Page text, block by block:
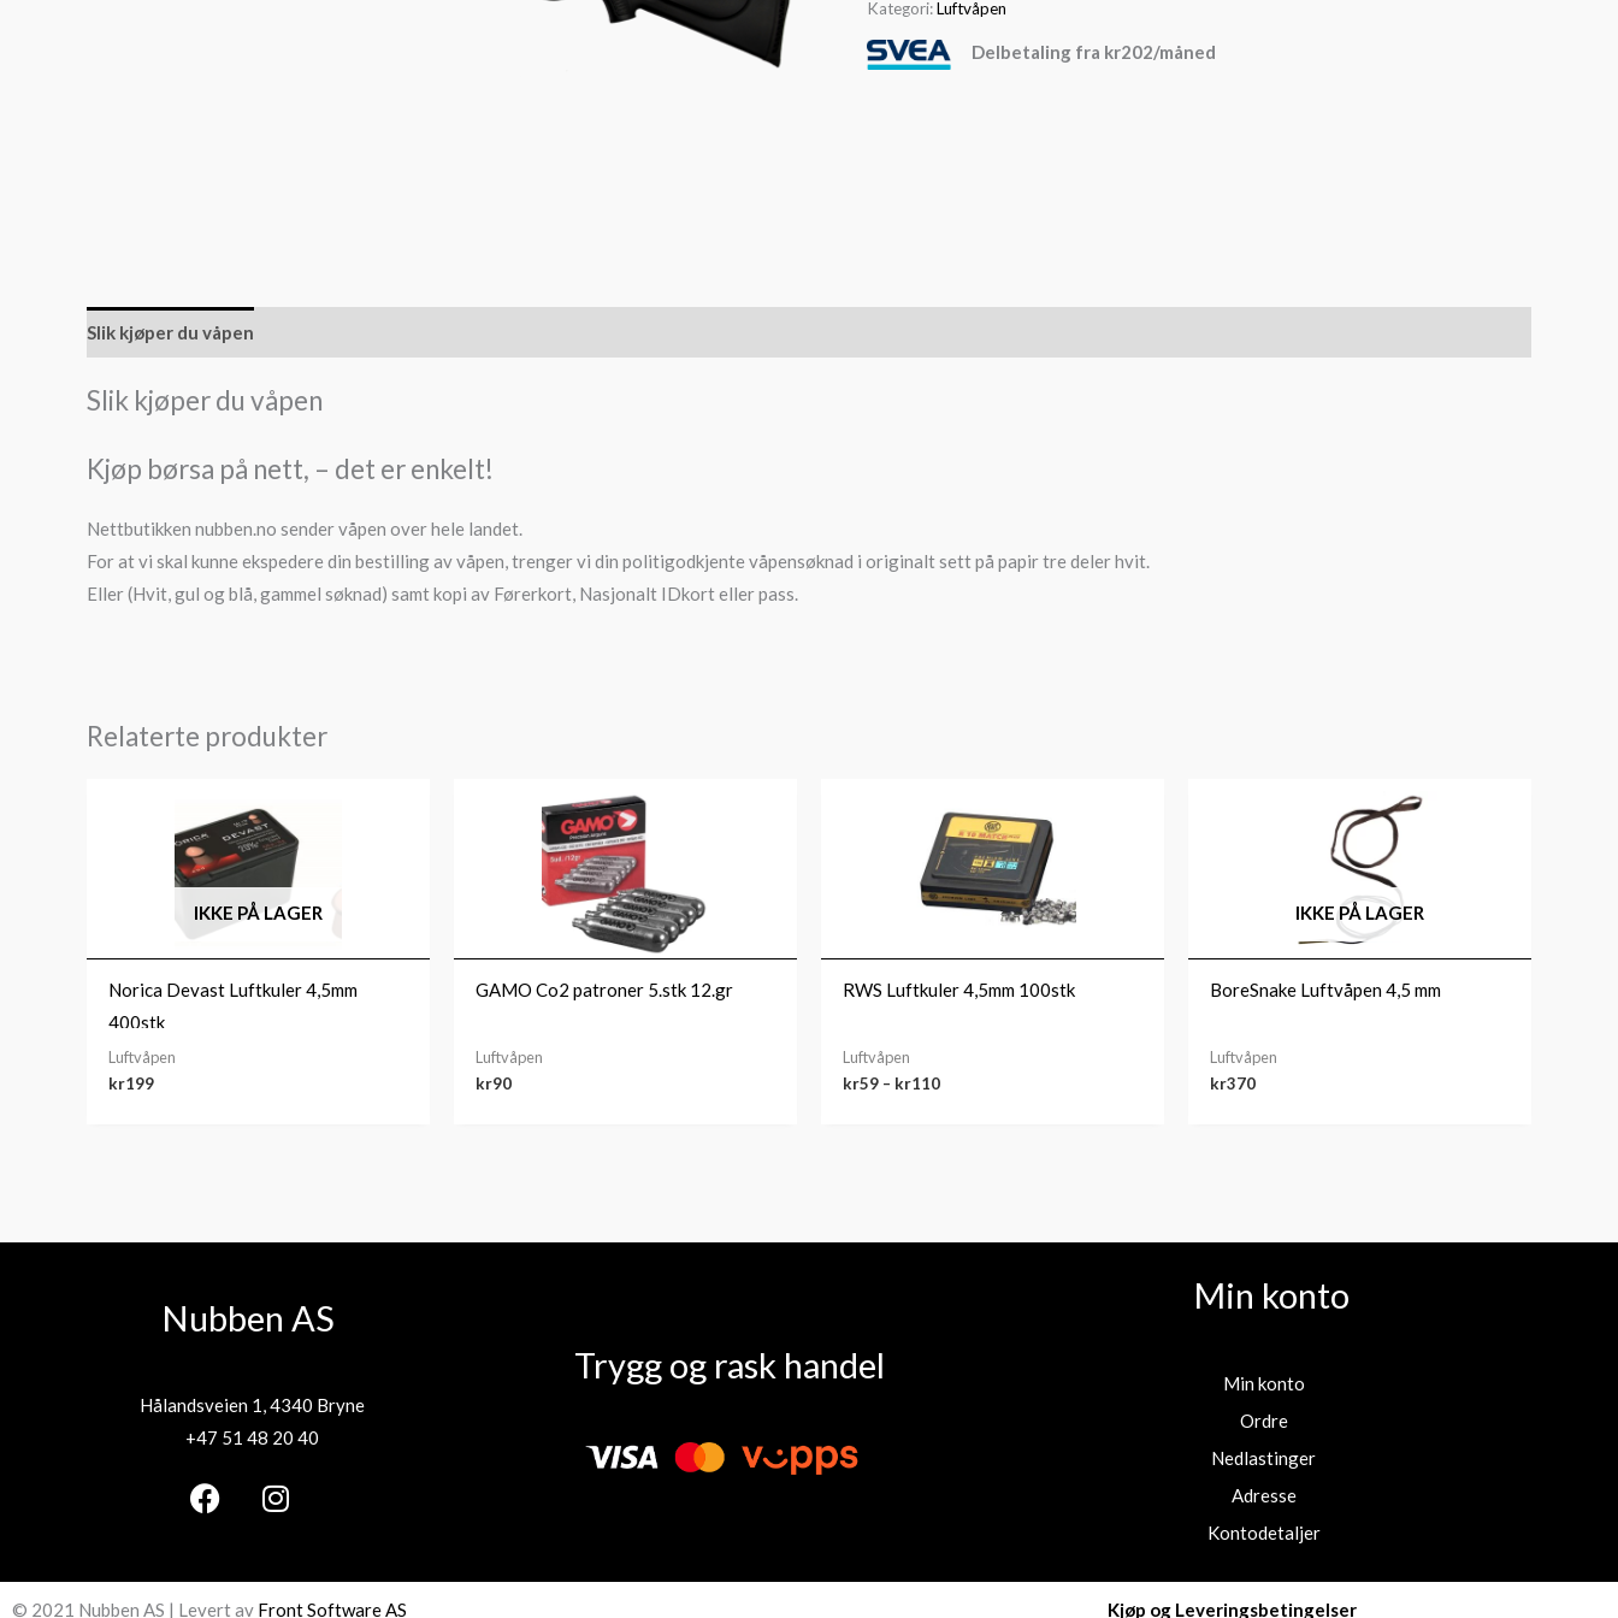
Kategori:Luftvåpen
Delbetaling fra kr202/måned
Slik kjøper du våpen
Slik kjøper du våpen
Kjøp børsa på nett, – det er enkelt!
Nettbutikken nubben.no sender våpen over hele landet.
For at vi skal kunne ekspedere din bestilling av våpen, trenger vi din politigodkjente våpensøknad i originalt sett på papir tre deler hvit.
Eller (Hvit, gul og blå, gammel søknad) samt kopi av Førerkort, Nasjonalt IDkort eller pass.
Relaterte produkter
IKKE PÅ LAGER
Norica Devast Luftkuler 4,5mm
400stk
Luftvåpen
kr199
GAMO Co2 patroner 5.stk 12.gr
Luftvåpen
kr90
RWS Luftkuler 4,5mm 100stk
Luftvåpen
kr59 – kr110
kr59
til
kr110
IKKE PÅ LAGER
BoreSnake Luftvåpen 4,5 mm
Luftvåpen
kr370
Nubben AS
Hålandsveien 1, 4340 Bryne
+47 51 48 20 40
F
c
I
s
Trygg og rask handel
Min konto
Min konto
Ordre
Nedlastinger
Adresse
Kontodetaljer
© 2021 Nubben AS | Levert av Front Software AS Kjøp og Leveringsbetingelser